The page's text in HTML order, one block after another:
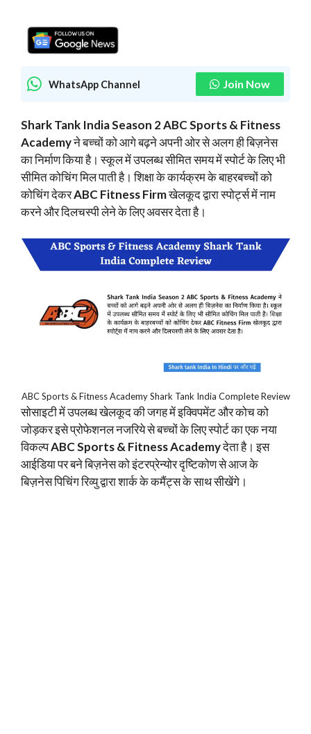
WhatsApp Channel Join Now
Shark Tank India Season 2 ABC Sports & Fitness
Academyने बच्चों को आगे बढ़ने अपनी ओर से अलग ही बिज़नेस
का निर्माण किया है। स्कूल में उपलब्ध सीमित समय में स्पोर्ट के लिए भी
सीमित कोचिंग मिल पाती है। शिक्षा के कार्यक्रम के बाहरबच्चों को
कोचिंग देकरABC Fitness Firmखेलकूद द्वारा स्पोर्ट्स में नाम
करने और दिलचस्पी लेने के लिए अवसर देता है।
ABC Sports & Fitness Academy Shark Tank India Complete Review
सोसाइटी में उपलब्ध खेलकूद की जगह में इक्विपमेंट और कोच को
जोड़कर इसे प्रोफेशनल नजरिये से बच्चों के लिए स्पोर्ट का एक नया
विकल्पABC Sports & Fitness Academyदेता है। इस
आईडिया पर बने बिज़नेस को इंटरप्रेन्योर दृष्टिकोण से आज के
बिज़नेस पिचिंग रिव्यु द्वारा शार्क के कमैंट्स के साथ सीखेंगे।